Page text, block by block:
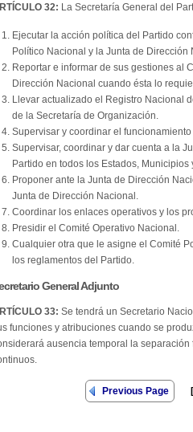
32: La Secretaría General del
Ejecutar la acción política del Partido
Político Nacional y la Junta de Dirección
Reportar e informar de sus gestiones al
Dirección Nacional cuando ésta lo
Llevar actualizado el Registro Nacional
de la Secretaría de Organización.
Supervisar y coordinar el
Supervisar, coordinar y dar cuenta a la
Partido en todos los Estados, Municipios
Proponer ante la Junta de Dirección
Junta de Dirección Nacional.
Coordinar los enlaces operativos y los
Presidir el Comité Operativo Nacional.
Cualquier otra que le asigne el Comité
los reglamentos del Partido.
General Adjunto
33: Se tendrá un Secretario
funciones y atribuciones cuando se
ausencia temporal la
Previous Page